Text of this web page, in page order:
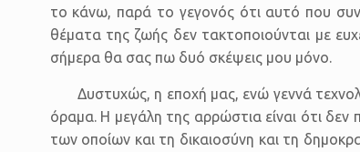
το κάνω, παρά το γεγονός ότι αυτό που
θέματα της ζωής δεν τακτοποιούνται με
σήμερα θα σας πω δυό σκέψεις μου μόνο.
Δυστυχώς, η εποχή μας, ενώ γεννά
όραμα. Η μεγάλη της αρρώστια είναι ότι δεν
των οποίων και τη δικαιοσύνη και τη